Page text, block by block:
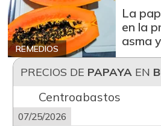
REMEDIOS
La
en la
asma
PRECIOS DE PAPAYAEN
Centroabastos
07/25/2026